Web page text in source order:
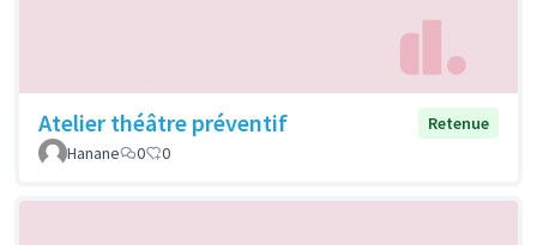
Atelier théâtre préventif
Retenue
Hanane
0 0